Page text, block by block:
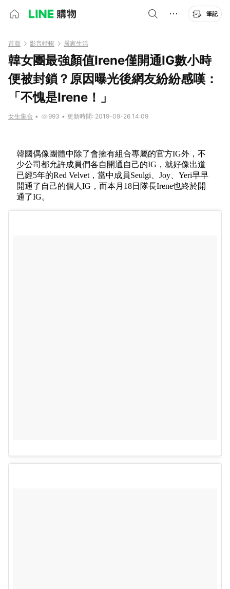
筆記
首頁 影音特輯 居家生活
韓女團最強顏值Irene僅開通IG數小時
便被封鎖？原因曝光後網友紛紛感嘆：
「不愧是Irene！」
女生集合 • 993 • 更新時間: 2019-09-26 14:09
韓國偶像團體中除了會擁有組合專屬的官方IG外，不
少公司都允許成員們各自開通自己的IG，就好像出道
已經5年的Red Velvet，當中成員Seulgi、Joy、Yeri早早
開通了自己的個人IG，而本月18日隊長Irene也終於開
通了IG。